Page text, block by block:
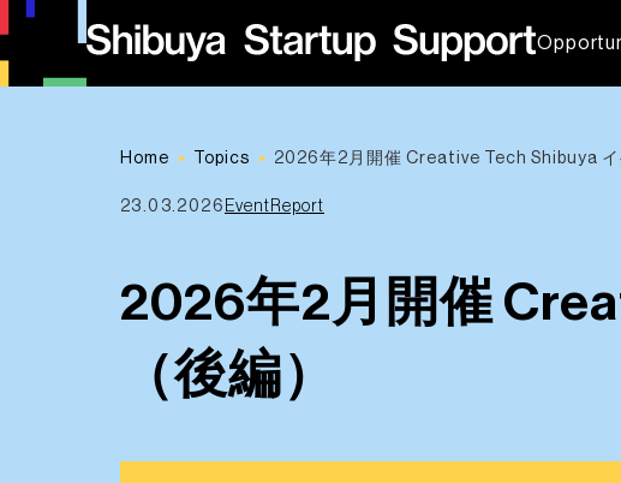
Home Topics 2026年2月開催 Creative Tech Shibuya イ
23.03.2026 EventReport
2026年2月開催
（後編）